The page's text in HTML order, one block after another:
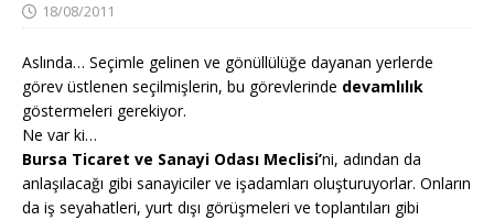
18/08/2011
Aslında… Seçimle gelinen ve gönüllülüğe dayanan yerlerde
görev üstlenen seçilmişlerin, bu görevlerinde devamlılık
göstermeleri gerekiyor.
Ne var ki…
Bursa Ticaret ve Sanayi Odası Meclisi’ni, adından da
anlaşılacağı gibi sanayiciler ve işadamları oluşturuyorlar. Onların
da iş seyahatleri, yurt dışı görüşmeleri ve toplantıları gibi